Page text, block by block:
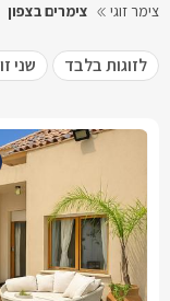
צימר זוגי צימרים בצפון
לזוגות בלבד שני